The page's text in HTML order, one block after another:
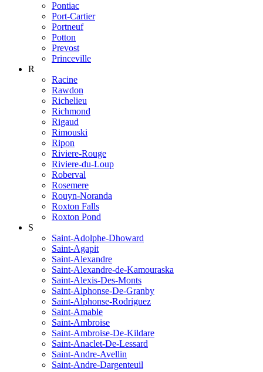
Pontiac
Port-Cartier
Portneuf
Potton
Prevost
Princeville
R
Racine
Rawdon
Richelieu
Richmond
Rigaud
Rimouski
Ripon
Riviere-Rouge
Riviere-du-Loup
Roberval
Rosemere
Rouyn-Noranda
Roxton Falls
Roxton Pond
S
Saint-Adolphe-Dhoward
Saint-Agapit
Saint-Alexandre
Saint-Alexandre-de-Kamouraska
Saint-Alexis-Des-Monts
Saint-Alphonse-De-Granby
Saint-Alphonse-Rodriguez
Saint-Amable
Saint-Ambroise
Saint-Ambroise-De-Kildare
Saint-Anaclet-De-Lessard
Saint-Andre-Avellin
Saint-Andre-Dargenteuil